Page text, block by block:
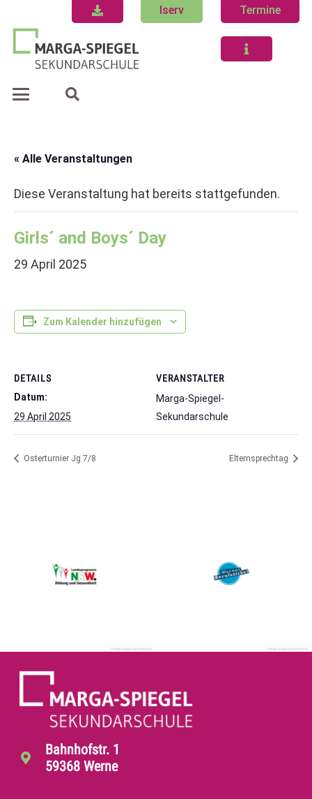
Iserv Termine
« Alle Veranstaltungen
Diese Veranstaltung hat bereits stattgefunden.
Girls´ and Boys´ Day
29 April 2025
Zum Kalender hinzufügen
DETAILS
Datum:
29 April 2025
VERANSTALTER
Marga-Spiegel-
Sekundarschule
Osterturnier Jg 7/8 Elternsprechtag
Bahnhofstr. 1
59368 Werne